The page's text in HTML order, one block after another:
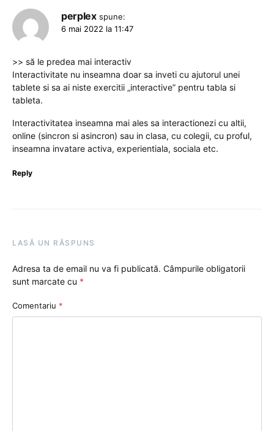
perplex spune:
6 mai 2022 la 11:47
>> să le predea mai interactiv
Interactivitate nu inseamna doar sa inveti cu ajutorul unei
tablete si sa ai niste exercitii „interactive” pentru tabla si
tableta.
Interactivitatea inseamna mai ales sa interactionezi cu altii,
online (sincron si asincron) sau in clasa, cu colegii, cu proful,
inseamna invatare activa, experientiala, sociala etc.
Reply
LASĂ UN RĂSPUNS
Adresa ta de email nu va fi publicată. Câmpurile obligatorii
sunt marcate cu *
Comentariu *